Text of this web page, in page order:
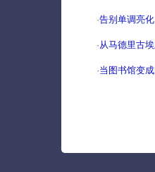
·告别单调亮
·从马德里古
·当图书馆变